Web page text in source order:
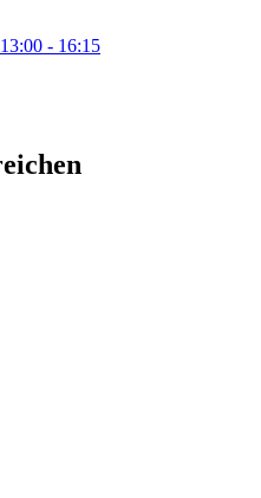
13:00 - 16:15